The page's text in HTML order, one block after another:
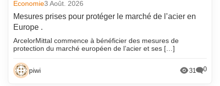
Economie3 Août. 2026
Mesures prises pour protéger le marché de l’acier en
Europe .
ArcelorMittal commence à bénéficier des mesures de
protection du marché européen de l’acier et ses […]
piwi 31 0